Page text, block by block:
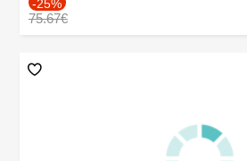
-25%
75.67€